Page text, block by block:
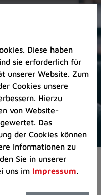
Diese haben
sie erforderlich für
unserer Website. Zum
Cookies unsere
Hierzu
von Website-
Das
der Cookies können
Informationen zu
Sie in unserer
uns im Impressum.